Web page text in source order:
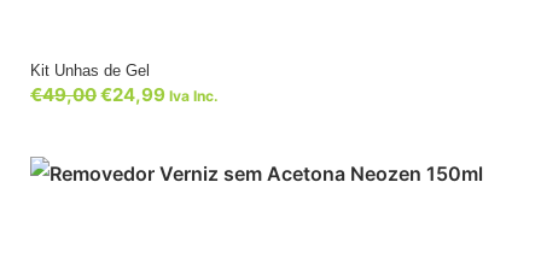
Kit Unhas de Gel
€49,00€24,99 Iva Inc.